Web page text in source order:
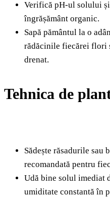
Verifică pH-ul solului
îngrășământ organic.
Sapă pământul la o
rădăcinile fiecărei flori
drenat.
Tehnica de
Sădește răsadurile sau
recomandată pentru
Udă bine solul imediat
umiditate constantă în